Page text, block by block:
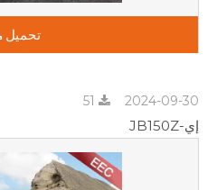
تحميل
2024-09-30
إي-JB150Z